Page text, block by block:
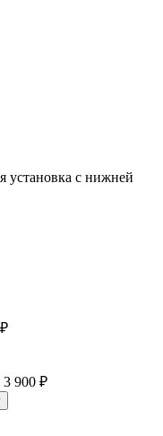
установка с нижней
900 ₽